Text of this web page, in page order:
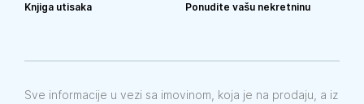
Knjiga utisaka
Ponudite vašu nekretninu
Sve informacije u vezi sa imovinom, koja je na prodaju, a iz